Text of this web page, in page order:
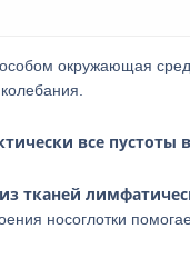
окружающая
все пустоты
тканей
носоглотки